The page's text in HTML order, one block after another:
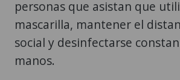
personas que asistan que
mascarilla, mantener el
social y desinfectarse
manos.